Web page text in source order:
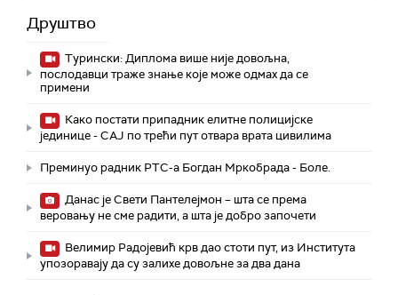
Друштво
Турински: Диплома више није довољна,
послодавци траже знање које може одмах да се
примени
Како постати припадник елитне полицијске
јединице - СAJ по трећи пут отвара врата цивилима
Преминуо радник РТС-а Богдан Мркобрада - Боле.
Данас је Свети Пантелејмон – шта се према
веровању не сме радити, а шта је добро започети
Велимир Радојевић крв дао стоти пут, из Института
упозоравају да су залихе довољне за два дана